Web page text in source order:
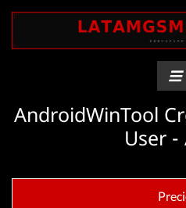
AndroidWinTool
User -